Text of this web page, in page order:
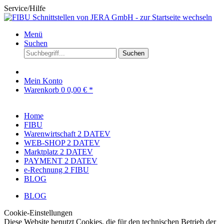
Service/Hilfe
Menü
Suchen
Suchen
Mein Konto
Warenkorb 0 0,00 € *
Home
FIBU
Warenwirtschaft 2 DATEV
WEB-SHOP 2 DATEV
Marktplatz 2 DATEV
PAYMENT 2 DATEV
e-Rechnung 2 FIBU
BLOG
BLOG
Cookie-Einstellungen
Diese Website benutzt Cookies, die für den technischen Betrieb der